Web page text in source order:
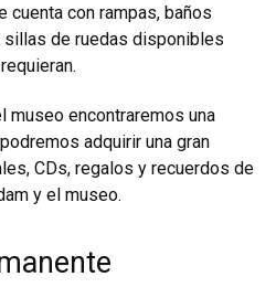
cuenta con rampas, baños
de ruedas disponibles
museo encontraremos una
adquirir una gran
CDs, regalos y recuerdos de
y el museo.